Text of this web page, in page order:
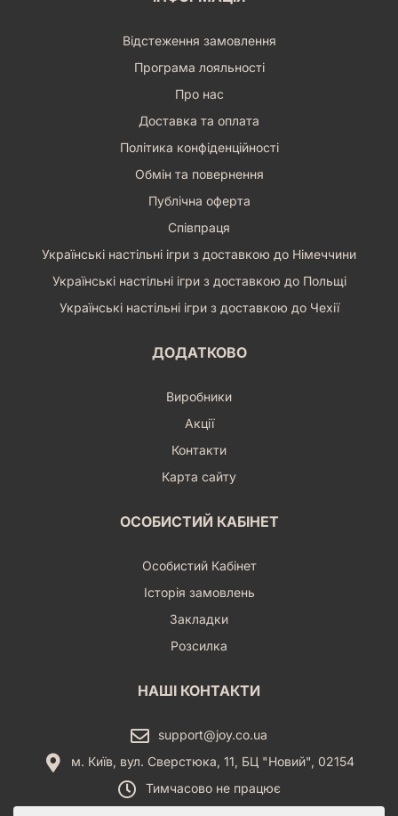
Відстеження замовлення
Програма лояльності
Про нас
Доставка та оплата
Політика конфіденційності
Обмін та повернення
Публічна оферта
Співпраця
Українські настільні ігри з доставкою до Німеччини
Українські настільні ігри з доставкою до Польщі
Українські настільні ігри з доставкою до Чехії
ДОДАТКОВО
Виробники
Акції
Контакти
Карта сайту
ОСОБИСТИЙ КАБІНЕТ
Особистий Кабінет
Історія замовлень
Закладки
Розсилка
НАШІ КОНТАКТИ
support@joy.co.ua
м. Київ, вул. Сверстюка, 11, БЦ "Новий", 02154
Тимчасово не працює